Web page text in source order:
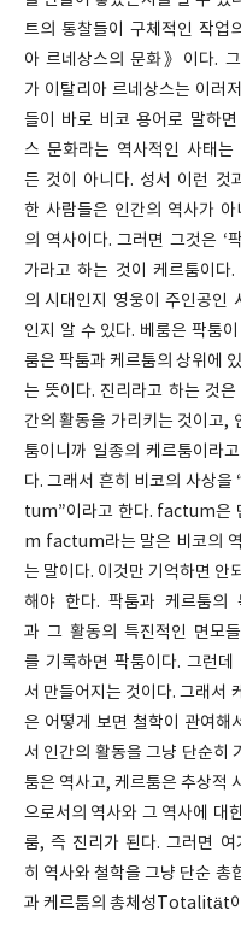
트의 통찰들이 구체적인 작업
아 르네상스의 문화》이다.
가 이탈리아 르네상스는 이러
들이 바로 비코 용어로 말하
스 문화라는 역사적인 사태
든 것이 아니다. 성서 이런 것
한 사람들은 인간의 역사가
의 역사이다. 그러면 그것은 ‘
가라고 하는 것이 케르툼이
의 시대인지 영웅이 주인공인
인지 알 수 있다. 베룸은 팍툼
룸은 팍툼과 케르툼의 상위에
는 뜻이다. 진리라고 하는 것
간의 활동을 가리키는 것이고,
툼이니까 일종의 케르툼이라
다. 그래서 흔히 비코의 사상
tum”이라고 한다. factum은
m factum라는 말은 비코의 역
는 말이다. 이것만 기억하면 안
해야 한다. 팍툼과 케르툼의
과 그 활동의 특진적인 면모
를 기록하면 팍툼이다. 그런
서 만들어지는 것이다. 그래서
은 어떻게 보면 철학이 관여해
서 인간의 활동을 그냥 단순히
툼은 역사고, 케르툼은 추상적
으로서의 역사와 그 역사에 대
룸, 즉 진리가 된다. 그러면
히 역사와 철학을 그냥 단순 총
과 케르툼의 총체성Totalität